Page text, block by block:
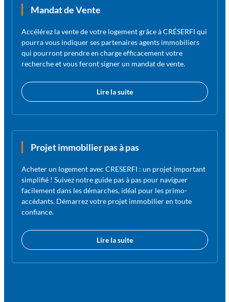
Mandat de Vente
Accélérez la vente de votre logement grâce à CRÉSERFI qui
pourra vous indiquer ses partenaires agents immobiliers
qui pourront prendre en charge efficacement votre
recherche et vous feront signer un mandat de vente.
Lire la suite
Projet immobilier pas à pas
Acheter un logement avec CRESERFI : un projet important
simplifié ! Suivez notre guide pas à pas pour naviguer
facilement dans les démarches, idéal pour les primo-
accédants. Démarrez votre projet immobilier en toute
confiance.
Lire la suite